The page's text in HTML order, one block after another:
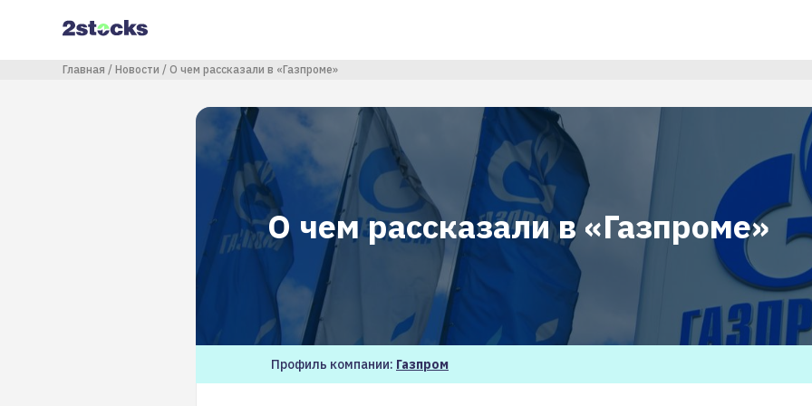
содержанию
Строка навигации
Главная Новости О чем рассказали в «Газпроме»
О чем рассказали в «Газпроме»
Профиль компании: Газпром